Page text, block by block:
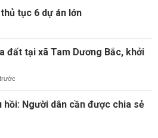
tục 6 dự án lớn
đất tại xã Tam Dương Bắc, khởi
Người dân cần được chia sẻ